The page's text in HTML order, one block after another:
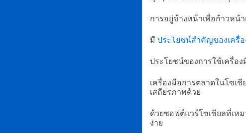
การอยู่ข้างหน้าเพื่อก้าวหน้
มี ประโยชน์สำคัญของเครื่
ประโยชน์ของการใช้เครื่อ
เครื่องมือการตลาดในโซเ
เสถียรภาพด้วย
ด้วยซอฟต์แวร์โซเชียลที่เห
ง่าย